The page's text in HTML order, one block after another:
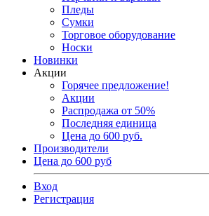
Пледы
Сумки
Торговое оборудование
Носки
Новинки
Акции
Горячее предложение!
Акции
Распродажа от 50%
Последняя единица
Цена до 600 руб.
Производители
Цена до 600 руб
Вход
Регистрация